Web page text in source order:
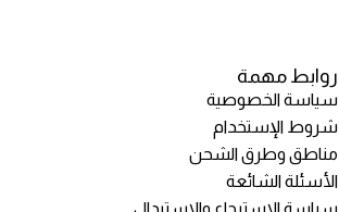
روابط مهمة
سياسة الخصوصية
شروط الإستخدام
مناطق وطرق الشحن
الأسئلة الشائعة
سياسة الاسترجاع والاستبدال